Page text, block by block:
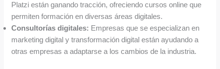
Platzi están ganando tracción, ofreciendo cursos online que
permiten formación en diversas áreas digitales.
Consultorías digitales: Empresas que se especializan en
marketing digital y transformación digital están ayudando a
otras empresas a adaptarse a los cambios de la industria.